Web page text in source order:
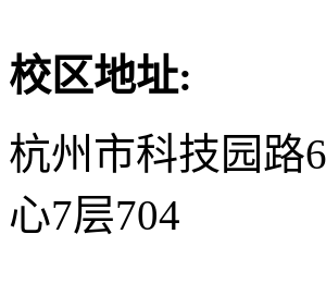
校区地址:
杭州市科技园路
心7层704